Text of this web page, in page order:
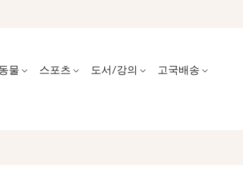
물 스포츠 도서/강의 고국배송